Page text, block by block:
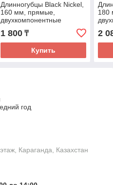
Длинногубцы Black Nickel,
160 мм, прямые,
двухкомпонентные
рукоятки// Matrix
1 800₸
Купить
180
2
год
Караганда, Казахстан